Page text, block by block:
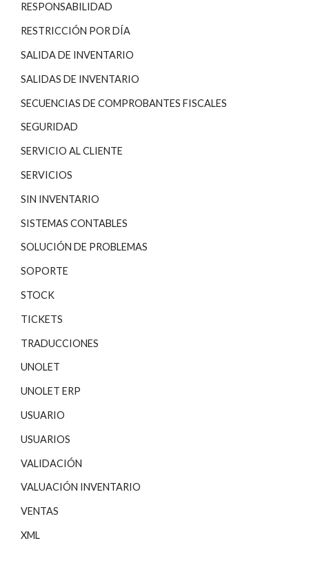
RESPONSABILIDAD
RESTRICCIÓN POR DÍA
SALIDA DE INVENTARIO
SALIDAS DE INVENTARIO
SECUENCIAS DE COMPROBANTES FISCALES
SEGURIDAD
SERVICIO AL CLIENTE
SERVICIOS
SIN INVENTARIO
SISTEMAS CONTABLES
SOLUCIÓN DE PROBLEMAS
SOPORTE
STOCK
TICKETS
TRADUCCIONES
UNOLET
UNOLET ERP
USUARIO
USUARIOS
VALIDACIÓN
VALUACIÓN INVENTARIO
VENTAS
XML